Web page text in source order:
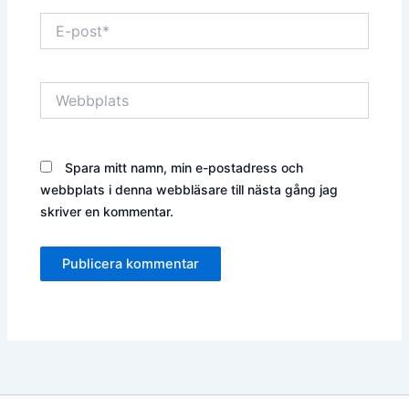
post*
Spara mitt namn, min e-postadress och
webbplats i denna webbläsare till nästa gång jag
skriver en kommentar.